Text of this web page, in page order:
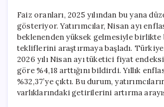
Faiz oranları, 2025 yılından bu yana
gösteriyor. Yatırımcılar, Nisan ayı
beklenenden yüksek gelmesiyle birlikte
tekliflerini araştırmaya başladı.
2026 yılı Nisan ayı tüketici fiyat
göre %4,18 arttığını bildirdi. Yıllık
%32,37’ye çıktı. Bu durum,
varlıklarındaki getirilerini artırma